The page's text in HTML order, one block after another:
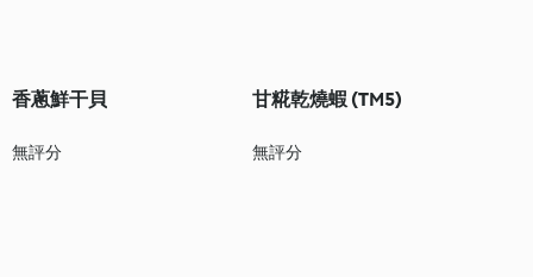
香蔥鮮干貝
無評分
⽢糀乾燒蝦 (TM5)
無評分